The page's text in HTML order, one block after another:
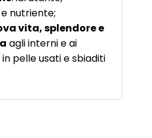
nutriente;
vita, splendore e
agli interni e ai
pelle usati e sbiaditi